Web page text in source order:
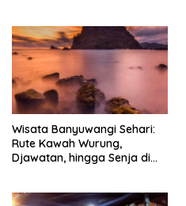
Wisata Banyuwangi Sehari:
Rute Kawah Wurung,
Djawatan, hingga Senja di